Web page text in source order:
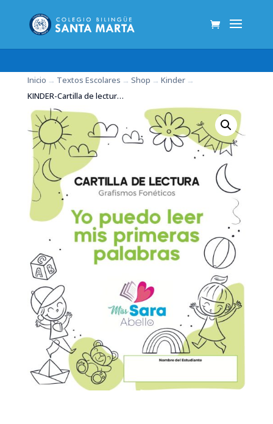
Inicio → Textos Escolares → Shop → Kinder →
KINDER-Cartilla de lectura «Yo puedo leer mis primeras pala…